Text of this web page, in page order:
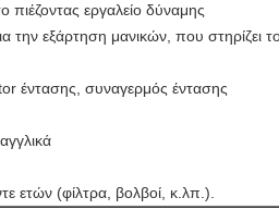
εργαλείο δύναμης
την εξάρτηση μανικών, που στηρίζει
έντασης, συναγερμός έντασης
ετών (φίλτρα, βολβοί, κ.λπ.).